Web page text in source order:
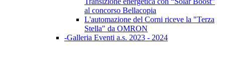
al concorso Bellacopia
L'automazione del Corni riceve la "Terza
Stella" da OMRON
-Galleria Eventi a.s. 2023 - 2024